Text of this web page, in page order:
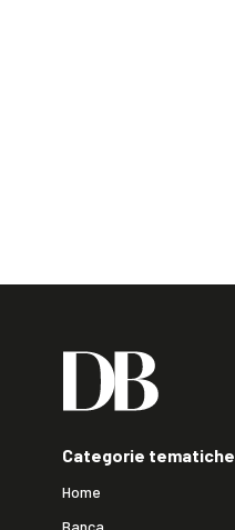
Categorie tematiche
Home
Banca